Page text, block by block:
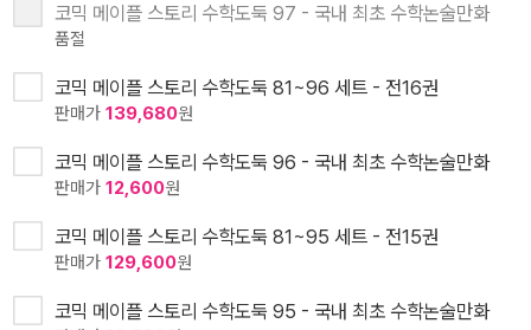
코믹 메이플 스토리 수학도둑 97 - 국내 최초 수학논술만화
품절
코믹 메이플 스토리 수학도둑 81~96 세트 - 전16권
판매가 139,680원
코믹 메이플 스토리 수학도둑 96 - 국내 최초 수학논술만화
판매가 12,600원
코믹 메이플 스토리 수학도둑 81~95 세트 - 전15권
판매가 129,600원
코믹 메이플 스토리 수학도둑 95 - 국내 최초 수학논술만화